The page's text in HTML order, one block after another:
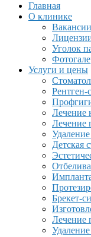
Главная
О клинике
Вакансии
Уголок
Услуги и цены
Рентген-
Лечение
Лечение
Удаление
Детская
Брекет-
Лечение